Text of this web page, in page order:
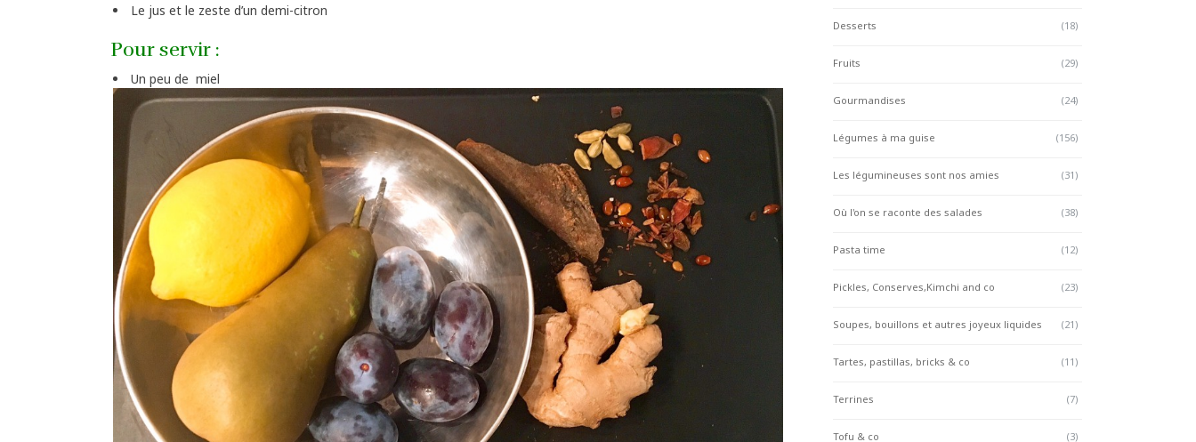
Le jus et le zeste d’un demi-citron
Pour servir :
Un peu de miel
Desserts (18)
Fruits (29)
Gourmandises (24)
Légumes à ma guise (156)
Les légumineuses sont nos amies (31)
Où l'on se raconte des salades (38)
Pasta time (12)
Pickles, Conserves,Kimchi and co (23)
Soupes, bouillons et autres joyeux liquides (21)
Tartes, pastillas, bricks & co (11)
Terrines (7)
Tofu & co (3)